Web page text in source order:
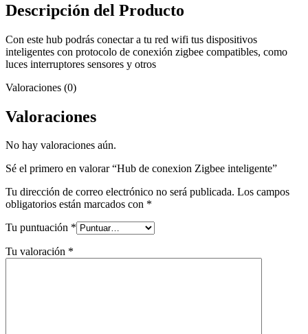
Descripción del Producto
Con este hub podrás conectar a tu red wifi tus dispositivos
inteligentes con protocolo de conexión zigbee compatibles, como
luces interruptores sensores y otros
Valoraciones (0)
Valoraciones
No hay valoraciones aún.
Sé el primero en valorar “Hub de conexion Zigbee inteligente”
Tu dirección de correo electrónico no será publicada. Los campos
obligatorios están marcados con *
Tu puntuación *
Tu valoración *